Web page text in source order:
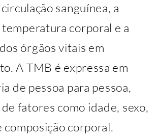
sanguínea, a
corporal e a
órgãos vitais em
A TMB é expressa em
de pessoa para pessoa,
fatores como idade, sexo,
composição corporal.